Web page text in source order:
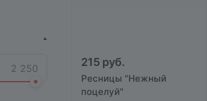
215 руб.
Ресницы "Нежный
поцелуй"